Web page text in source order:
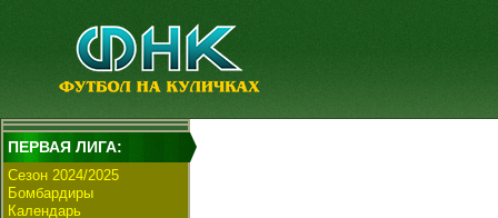
ПЕРВАЯ ЛИГА:
Сезон 2024/2025
Бомбардиры
Календарь